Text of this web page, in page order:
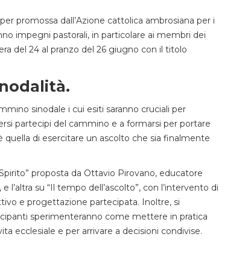
promossa dall’Azione cattolica ambrosiana per i
impegni pastorali, in particolare ai membri dei
del 24 al pranzo del 26 giugno con il titolo
sinodale i cui esiti saranno cruciali per
partecipi del cammino e a formarsi per portare
di esercitare un ascolto che sia finalmente
proposta da Ottavio Pirovano, educatore
l’altra su “Il tempo dell’ascolto”, con l’intervento di
e progettazione partecipata. Inoltre, si
sperimenteranno come mettere in pratica
ecclesiale e per arrivare a decisioni condivise.